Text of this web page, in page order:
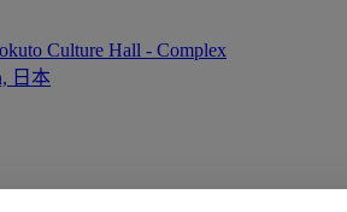
Culture Hall - Complex
日本